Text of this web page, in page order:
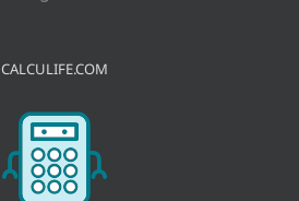
CALCULIFE.COM